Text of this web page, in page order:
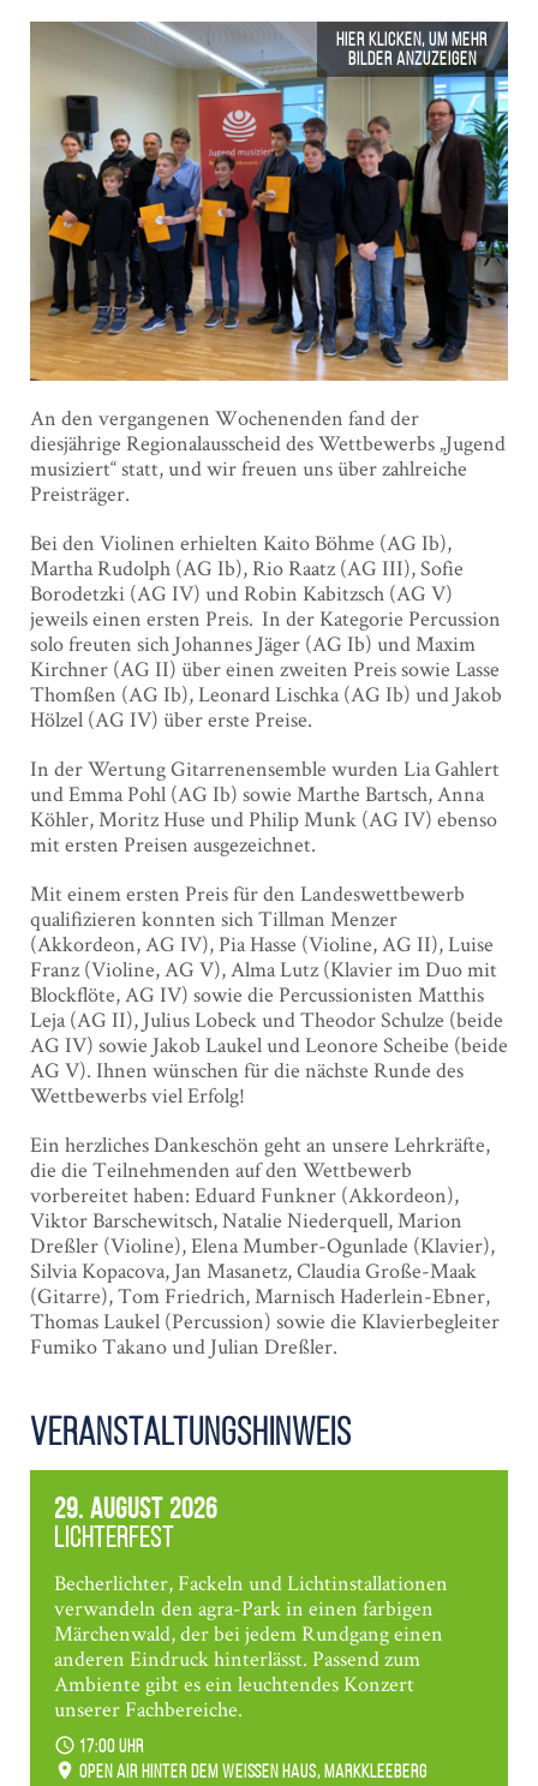
An den vergangenen Wochenenden fand der
diesjährige Regionalausscheid des Wettbewerbs „Jugend
musiziert“ statt, und wir freuen uns über zahlreiche
Preisträger.
Bei den Violinen erhielten Kaito Böhme (AG Ib),
Martha Rudolph (AG Ib), Rio Raatz (AG III), Sofie
Borodetzki (AG IV) und Robin Kabitzsch (AG V)
jeweils einen ersten Preis. In der Kategorie Percussion
solo freuten sich Johannes Jäger (AG Ib) und Maxim
Kirchner (AG II) über einen zweiten Preis sowie Lasse
Thomßen (AG Ib), Leonard Lischka (AG Ib) und Jakob
Hölzel (AG IV) über erste Preise.
In der Wertung Gitarrenensemble wurden Lia Gahlert
und Emma Pohl (AG Ib) sowie Marthe Bartsch, Anna
Köhler, Moritz Huse und Philip Munk (AG IV) ebenso
mit ersten Preisen ausgezeichnet.
Mit einem ersten Preis für den Landeswettbewerb
qualifizieren konnten sich Tillman Menzer
(Akkordeon, AG IV), Pia Hasse (Violine, AG II), Luise
Franz (Violine, AG V), Alma Lutz (Klavier im Duo mit
Blockflöte, AG IV) sowie die Percussionisten Matthis
Leja (AG II), Julius Lobeck und Theodor Schulze (beide
AG IV) sowie Jakob Laukel und Leonore Scheibe (beide
AG V). Ihnen wünschen für die nächste Runde des
Wettbewerbs viel Erfolg!
Ein herzliches Dankeschön geht an unsere Lehrkräfte,
die die Teilnehmenden auf den Wettbewerb
vorbereitet haben: Eduard Funkner (Akkordeon),
Viktor Barschewitsch, Natalie Niederquell, Marion
Dreßler (Violine), Elena Mumber-Ogunlade (Klavier),
Silvia Kopacova, Jan Masanetz, Claudia Große-Maak
(Gitarre), Tom Friedrich, Marnisch Haderlein-Ebner,
Thomas Laukel (Percussion) sowie die Klavierbegleiter
Fumiko Takano und Julian Dreßler.
Veranstaltungshinweis
29. August 2026
Lichterfest
Becherlichter, Fackeln und Lichtinstallationen
verwandeln den agra-Park in einen farbigen
Märchenwald, der bei jedem Rundgang einen
anderen Eindruck hinterlässt. Passend zum
Ambiente gibt es ein leuchtendes Konzert
unserer Fachbereiche.
17:00 Uhr
Open Air hinter dem weißen Haus, Markkleeberg